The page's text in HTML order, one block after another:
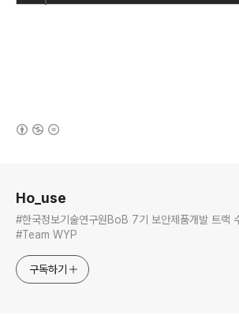
Ho_use
#한국정보기술연구원BoB 7기 보안제품개발 트랙 수료생
#Team WYP
구독하기